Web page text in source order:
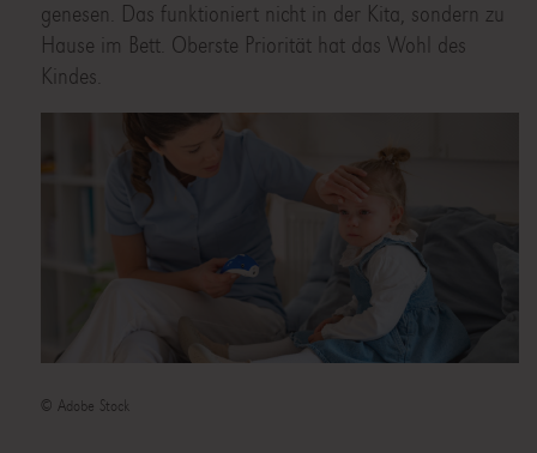
genesen. Das funktioniert nicht in der Kita, sondern zu
Hause im Bett. Oberste Priorität hat das Wohl des
Kindes.
© Adobe Stock